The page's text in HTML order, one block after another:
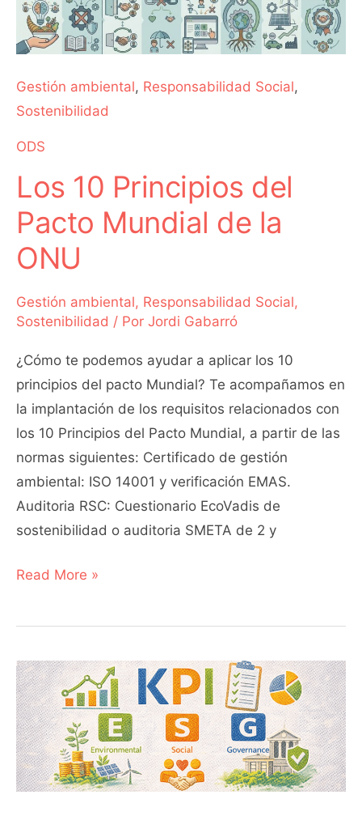
Gestión ambiental, Responsabilidad Social,
Sostenibilidad
ODS
Los 10 Principios del
Pacto Mundial de la
ONU
Gestión ambiental, Responsabilidad Social,
Sostenibilidad / Por Jordi Gabarró
¿Cómo te podemos ayudar a aplicar los 10
principios del pacto Mundial? Te acompañamos en
la implantación de los requisitos relacionados con
los 10 Principios del Pacto Mundial, a partir de las
normas siguientes: Certificado de gestión
ambiental: ISO 14001 y verificación EMAS.
Auditoria RSC: Cuestionario EcoVadis de
sostenibilidad o auditoria SMETA de 2 y
10
Principios
Pacto
Mundial
ONU
Read More »
KPI
e
indicadores
en
ESG